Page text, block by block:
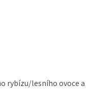
rybízu/lesního ovoce a